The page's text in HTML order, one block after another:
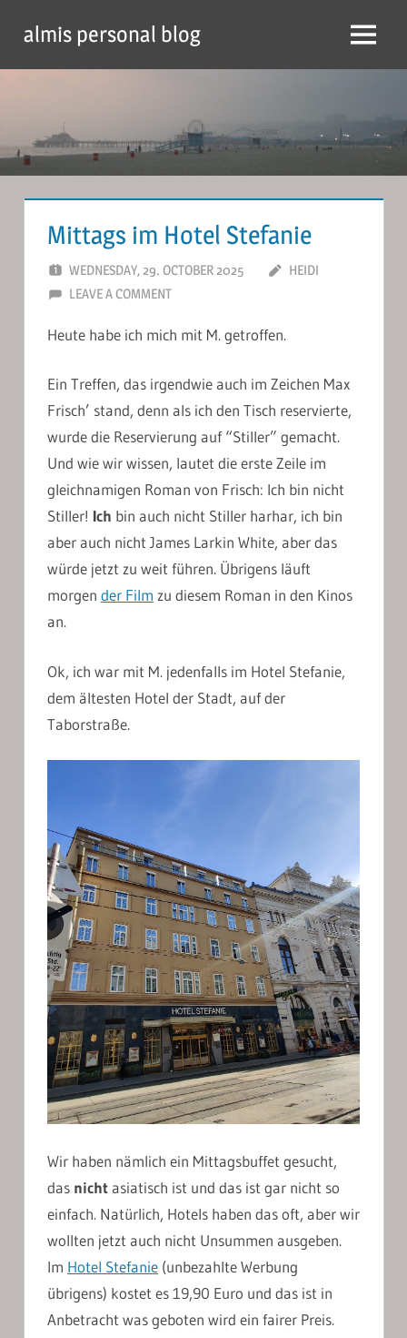
content
almis personal blog Menu
Mittags im Hotel Stefanie
WEDNESDAY, 29. OCTOBER 2025
HEIDI
LEAVE A COMMENT
Heute habe ich mich mit M. getroffen.
Ein Treffen, das irgendwie auch im Zeichen Max
Frisch’ stand, denn als ich den Tisch reservierte,
wurde die Reservierung auf “Stiller” gemacht.
Und wie wir wissen, lautet die erste Zeile im
gleichnamigen Roman von Frisch: Ich bin nicht
Stiller! Ich bin auch nicht Stiller harhar, ich bin
aber auch nicht James Larkin White, aber das
würde jetzt zu weit führen. Übrigens läuft
morgen der Film zu diesem Roman in den Kinos
an.
Ok, ich war mit M. jedenfalls im Hotel Stefanie,
dem ältesten Hotel der Stadt, auf der
Taborstraße.
Wir haben nämlich ein Mittagsbuffet gesucht,
das nichtasiatisch ist und das ist gar nicht so
einfach. Natürlich, Hotels haben das oft, aber wir
wollten jetzt auch nicht Unsummen ausgeben.
Im Hotel Stefanie (unbezahlte Werbung
übrigens) kostet es 19,90 Euro und das ist in
Anbetracht was geboten wird ein fairer Preis.